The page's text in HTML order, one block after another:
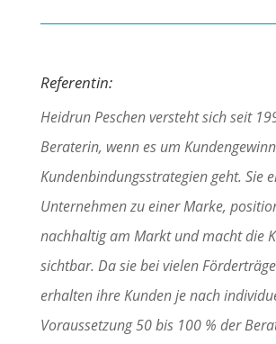
Referentin:
Heidrun Peschen versteht sich seit
Beraterin, wenn es um
Kundenbindungsstrategien geht. Sie
Unternehmen zu einer Marke,
nachhaltig am Markt und macht die
sichtbar. Da sie bei vielen
erhalten ihre Kunden je nach
Voraussetzung 50 bis 100 % der